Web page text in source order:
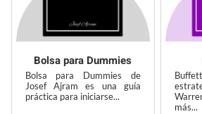
Bolsa para Dummies
Bolsa para Dummies de
Josef Ajram es una guía
práctica para iniciarse...
más...